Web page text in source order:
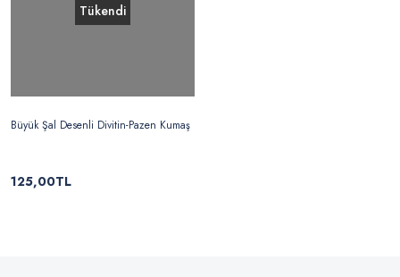
Tükendi
Büyük Şal Desenli Divitin-Pazen Kumaş
125,00TL